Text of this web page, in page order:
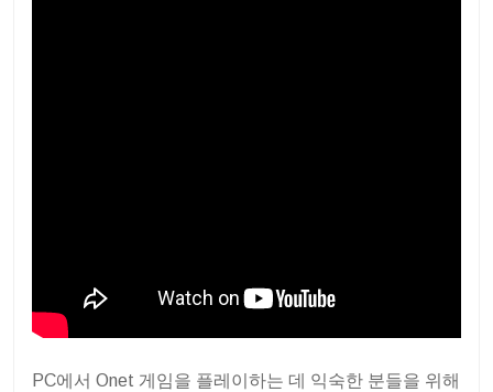
PC에서 Onet 게임을 플레이하는 데 익숙한 분들을 위해